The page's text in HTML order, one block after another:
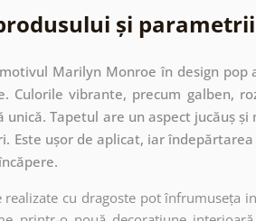
și parametrii
Marilyn Monroe în design
Culorile vibrante, precum galben,
unică. Tapetul are un aspect jucăuș
Este ușor de aplicat, iar
realizate cu dragoste pot înfrumuseța